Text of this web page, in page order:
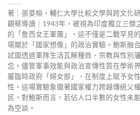
著｜張晏榕，輔仁大學比較文學與跨文化
觀察導讀｜1943年，被視為印度獨立三傑
的「詹西女王軍團」，這不僅是二戰罕見
場關於「國家想像」的政治實驗。鮑斯融
試圖透過軍隊生活瓦解種姓、宗教與性別
念。儘管軍事效能與政治宣傳性質在學術
屬臨時政府「婦女部」，在制度上賦予女
性。這場實驗象徵著國家權力跨越傳統父
民。對鮑斯而言，若佔人口半數的女性未
為空談。